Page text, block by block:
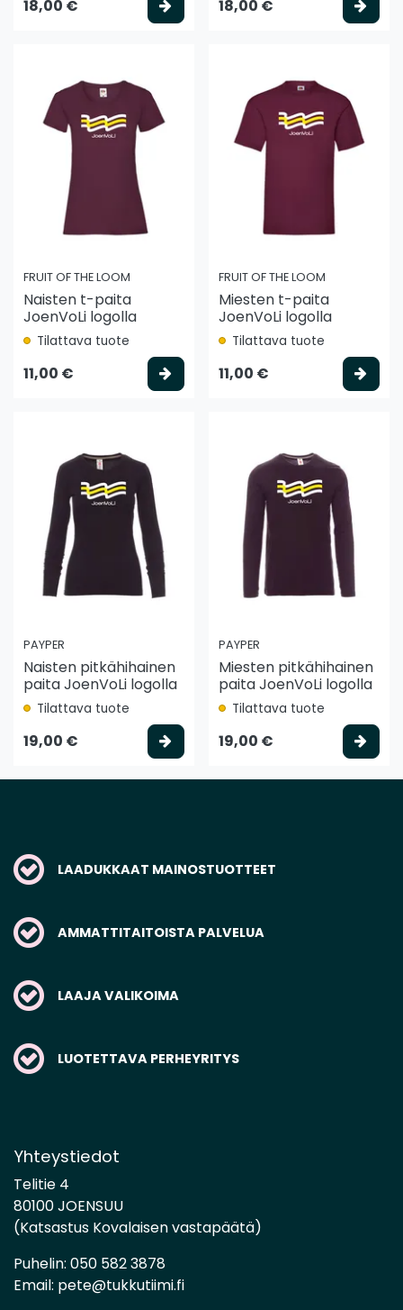
18,00 € Valitse vaihtoehto
18,00 €
FRUIT OF THE LOOM
Naisten t-paita
JoenVoLi logolla
Tilattava tuote
11,00 € Valitse vaihtoehto
FRUIT OF THE LOOM
Miesten t-paita
JoenVoLi logolla
Tilattava tuote
11,00 €
PAYPER
Naisten pitkähihainen
paita JoenVoLi logolla
Tilattava tuote
19,00 € Valitse vaihtoehto
PAYPER
Miesten pitkähihainen
paita JoenVoLi logolla
Tilattava tuote
19,00 €
LAADUKKAAT MAINOSTUOTTEET
AMMATTITAITOISTA PALVELUA
LAAJA VALIKOIMA
LUOTETTAVA PERHEYRITYS
Yhteystiedot
Telitie 4
80100 JOENSUU
(Katsastus Kovalaisen vastapäätä)
Puhelin: 050 582 3878
Email: pete@tukkutiimi.fi